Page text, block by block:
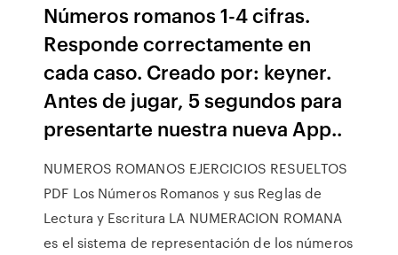
Números romanos 1-4 cifras.
Responde correctamente en
cada caso. Creado por: keyner.
Antes de jugar, 5 segundos para
presentarte nuestra nueva App..
NUMEROS ROMANOS EJERCICIOS RESUELTOS
PDF Los Números Romanos y sus Reglas de
Lectura y Escritura LA NUMERACION ROMANA
es el sistema de representación de los números